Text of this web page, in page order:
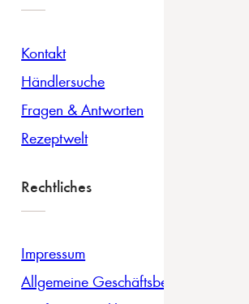
Kontakt
Händlersuche
Fragen & Antworten
Rezeptwelt
Rechtliches
Impressum
Allgemeine Geschäftsbedingungen